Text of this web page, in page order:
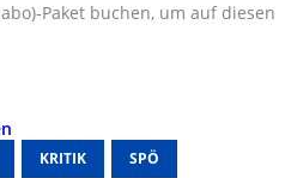
Paket buchen, um auf diesen
KRITIK SPÖ